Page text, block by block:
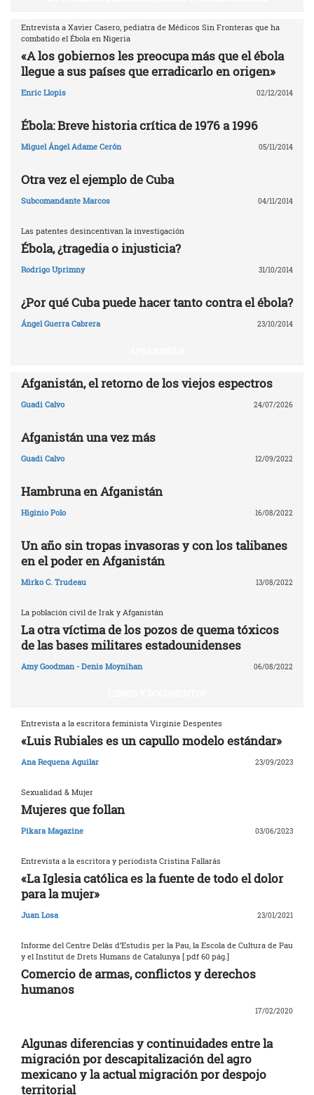
Entrevista a Xavier Casero, pediatra de Médicos Sin Fronteras que ha
combatido el Ébola en Nigeria
«A los gobiernos les preocupa más que el ébola
llegue a sus países que erradicarlo en origen»
Enric Llopis 02/12/2014
Ébola: Breve historia crítica de 1976 a 1996
Miguel Ángel Adame Cerón 05/11/2014
Otra vez el ejemplo de Cuba
Subcomandante Marcos 04/11/2014
Las patentes desincentivan la investigación
Ébola, ¿tragedia o injusticia?
Rodrigo Uprimny 31/10/2014
¿Por qué Cuba puede hacer tanto contra el ébola?
Ángel Guerra Cabrera 23/10/2014
Afganistán, el retorno de los viejos espectros
Guadi Calvo 24/07/2026
Afganistán una vez más
Guadi Calvo 12/09/2022
Hambruna en Afganistán
Higinio Polo 16/08/2022
Un año sin tropas invasoras y con los talibanes
en el poder en Afganistán
Mirko C. Trudeau 13/08/2022
La población civil de Irak y Afganistán
La otra víctima de los pozos de quema tóxicos
de las bases militares estadounidenses
Amy Goodman - Denis Moynihan 06/08/2022
Entrevista a la escritora feminista Virginie Despentes
«Luis Rubiales es un capullo modelo estándar»
Ana Requena Aguilar 23/09/2023
Sexualidad & Mujer
Mujeres que follan
Pikara Magazine 03/06/2023
Entrevista a la escritora y periodista Cristina Fallarás
«La Iglesia católica es la fuente de todo el dolor
para la mujer»
Juan Losa 23/01/2021
Informe del Centre Delàs d’Estudis per la Pau, la Escola de Cultura de Pau
y el Institut de Drets Humans de Catalunya [.pdf 60 pág.]
Comercio de armas, conflictos y derechos
humanos
17/02/2020
Algunas diferencias y continuidades entre la
migración por descapitalización del agro
mexicano y la actual migración por despojo
territorial